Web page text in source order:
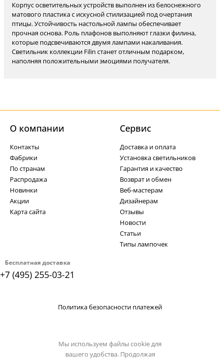
Корпус осветительных устройств выполнен из белоснежного
матового пластика с искусной стилизацией под очертания
птицы. Устойчивость настольной лампы обеспечивает
прочная основа. Роль плафонов выполняют глазки филина,
которые подсвечиваются двумя лампами накаливания.
Светильник коллекции Filin станет отличным подарком,
наполняя положительными эмоциями получателя.
Бесплатная доставка
+7 (495) 255-03-21
О компании
Контакты
Фабрики
По странам
Распродажа
Новинки
Акции
Карта сайта
Cервис
Доставка и оплата
Установка светильников
Гарантия и качество
Возврат и обмен
Веб-мастерам
Дизайнерам
Отзывы
Новости
Статьи
Типы лампочек
Политика безопасности платежей
Мы используем файлы cookie для
вашего удобства. Продолжая